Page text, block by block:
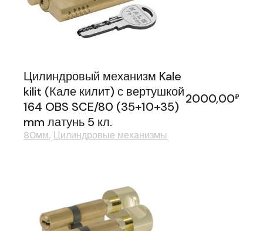
Цилиндровый механизм Kale
kilit (Кале килит) с вертушкой
164 OBS SCE/80 (35+10+35)
mm латунь 5 кл.
2000,00₽
80мм Цилиндровые механизмы